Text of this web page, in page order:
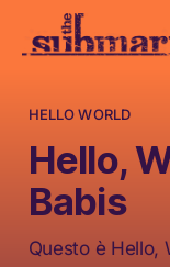
HELLO WORLD
Hello,
Babis
Questo è Hello,